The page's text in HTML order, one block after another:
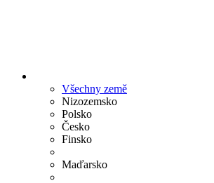
Všechny země
Nizozemsko
Polsko
Česko
Finsko
Maďarsko